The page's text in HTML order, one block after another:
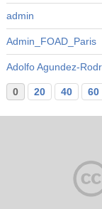
admin
Admin_FOAD_Paris
Adolfo Agundez-
0 20 40 60